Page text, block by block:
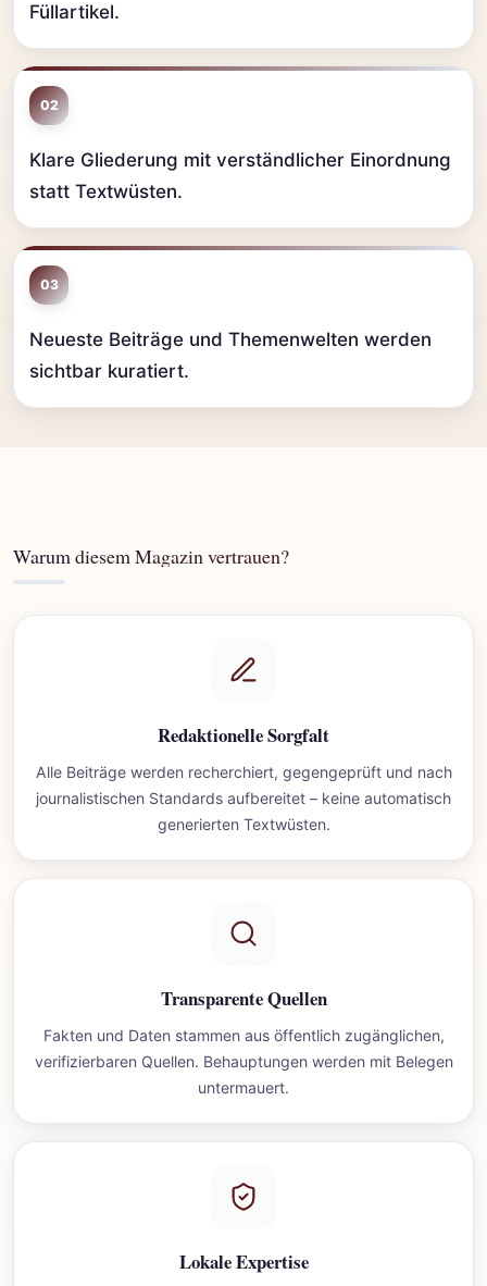
Füllartikel.
02
Klare Gliederung mit verständlicher Einordnung
statt Textwüsten.
03
Neueste Beiträge und Themenwelten werden
sichtbar kuratiert.
Warum diesem Magazin vertrauen?
Redaktionelle Sorgfalt
Alle Beiträge werden recherchiert, gegengeprüft und nach
journalistischen Standards aufbereitet – keine automatisch
generierten Textwüsten.
Transparente Quellen
Fakten und Daten stammen aus öffentlich zugänglichen,
verifizierbaren Quellen. Behauptungen werden mit Belegen
untermauert.
Lokale Expertise